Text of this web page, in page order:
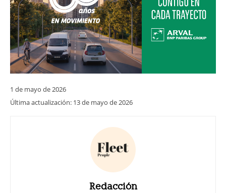
1 de mayo de 2026
Última actualización: 13 de mayo de 2026
Redacción